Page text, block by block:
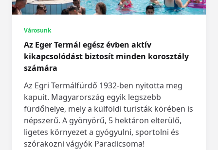
Városunk
Az Eger Termál egész évben aktív
kikapcsolódást biztosít minden korosztály
számára
Az Egri Termálfürdő 1932-ben nyitotta meg
kapuit. Magyarország egyik legszebb
fürdőhelye, mely a külföldi turisták körében is
népszerű. A gyönyörű, 5 hektáron elterülő,
ligetes környezet a gyógyulni, sportolni és
szórakozni vágyók Paradicsoma!